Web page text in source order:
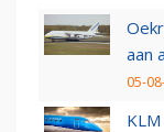
aan
05-